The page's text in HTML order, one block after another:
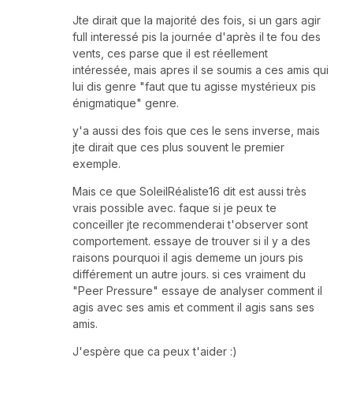
Jte dirait que la majorité des fois, si un gars agir
full interessé pis la journée d'après il te fou des
vents, ces parse que il est réellement
intéressée, mais apres il se soumis a ces amis qui
lui dis genre "faut que tu agisse mystérieux pis
énigmatique" genre.
y'a aussi des fois que ces le sens inverse, mais
jte dirait que ces plus souvent le premier
exemple.
Mais ce que SoleilRéaliste16 dit est aussi très
vrais possible avec. faque si je peux te
conceiller jte recommenderai t'observer sont
comportement. essaye de trouver si il y a des
raisons pourquoi il agis dememe un jours pis
différement un autre jours. si ces vraiment du
"Peer Pressure" essaye de analyser comment il
agis avec ses amis et comment il agis sans ses
amis.
J'espère que ca peux t'aider :)